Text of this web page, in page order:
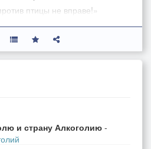
птицы не вправе!»
кушай, сынок!
проснулся на крыше.
никто не услышал…
удачи!
и стол.
и страну Алкоголию -